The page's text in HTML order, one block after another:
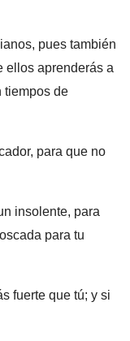
pues también
ellos aprenderás a
tiempos de
para que no
insolente, para
para tu
fuerte que tú; y si